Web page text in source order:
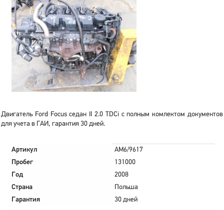
Двигатель Ford Focus седан II 2.0 TDCi с полным комлектом документов
для учета в ГАИ, гарантия 30 дней.
Артикул
AM6/9617
Пробег
131000
Год
2008
Страна
Польша
Гарантия
30 дней